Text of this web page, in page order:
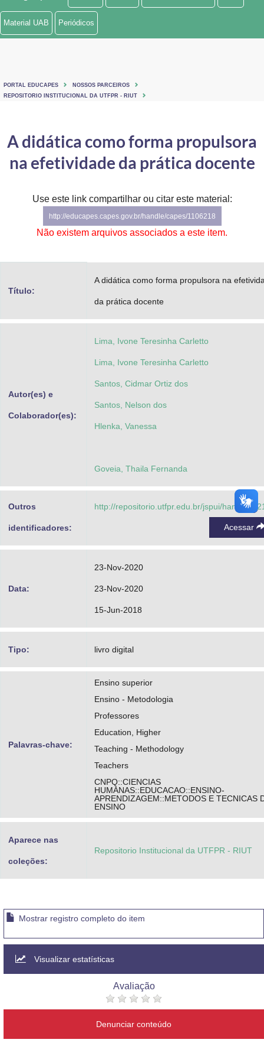
Ministério de Minas e Energia
Ministério do Turismo
Controladoria-Geral da União
Ministério da Mulher, da Família e dos Direitos Humanos
Secretaria-Geral
Material UAB Periódicos
PORTAL EDUCAPES
NOSSOS PARCEIROS
REPOSITORIO INSTITUCIONAL DA UTFPR - RIUT
A didática como forma propulsora
na efetividade da prática docente
Use este link compartilhar ou citar este material:
http://educapes.capes.gov.br/handle/capes/1106218
Não existem arquivos associados a este item.
Título:
A didática como forma propulsora na
da prática docente
Autor(es) e
Colaborador(es):
Lima, Ivone Teresinha Carletto
Lima, Ivone Teresinha Carletto
Santos, Cidmar Ortiz dos
Santos, Nelson dos
Hlenka, Vanessa
Goveia, Thaila Fernanda
Outros
identificadores:
http://repositorio.utfpr.edu.br/jspui/handle/1/
Acessar
Data:
23-Nov-2020
23-Nov-2020
15-Jun-2018
Tipo: livro digital
Palavras-chave:
Ensino superior
Ensino - Metodologia
Professores
Education, Higher
Teaching - Methodology
Teachers
CNPQ::CIENCIAS
HUMANAS::EDUCACAO::ENSINO-
APRENDIZAGEM::METODOS E TECNICAS
ENSINO
Aparece nas
coleções:
Repositorio Institucional da UTFPR - RIUT
Mostrar registro completo do item
Visualizar estatísticas
Avaliação
Denunciar conteúdo